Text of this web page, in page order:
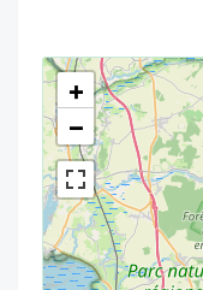
<!---->
+
−